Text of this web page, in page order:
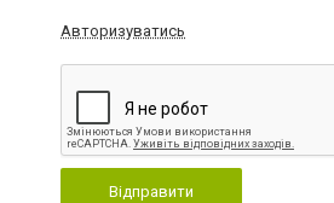
Авторизуватись
Відправити